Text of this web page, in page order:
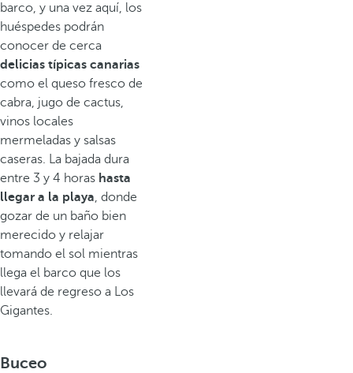
barco, y una vez aquí, los
huéspedes podrán
conocer de cerca
delicias típicas canarias
como el queso fresco de
cabra, jugo de cactus,
vinos locales
mermeladas y salsas
caseras. La bajada dura
entre 3 y 4 horas hasta
llegar a la playa, donde
gozar de un baño bien
merecido y relajar
tomando el sol mientras
llega el barco que los
llevará de regreso a Los
Gigantes.
Buceo